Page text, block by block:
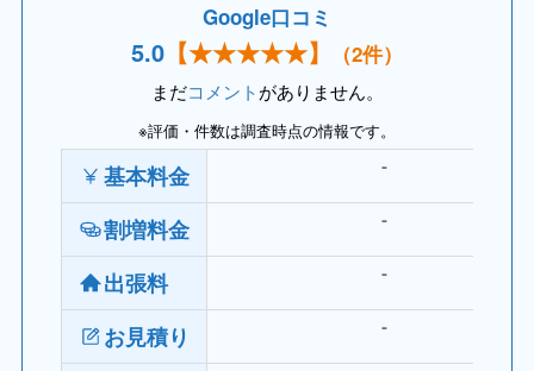
Google口コミ
5.0 【★★★★★】 （2件）
まだコメントがありません。
※評価・件数は調査時点の情報です。
基本料金 ⁻
割増料金 ⁻
出張料 ⁻
お見積り ⁻